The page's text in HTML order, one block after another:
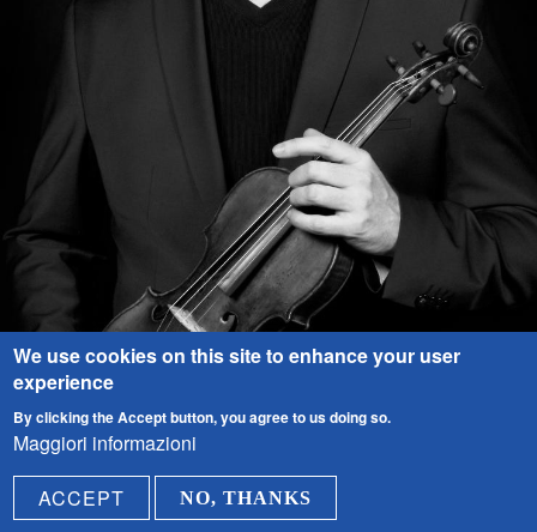
UN PERCORSO BAROCCODANIEL
HOPE, VIOLINO & AIR ENSEMBLE
Saturday 31 July 202121:30
We use cookies on this site to enhance your user
experience
By clicking the Accept button, you agree to us doing so.
Maggiori informazioni
ACCEPT
NO, THANKS